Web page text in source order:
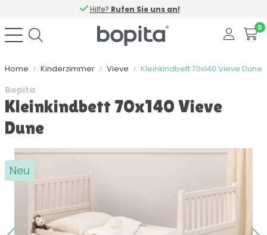
Hilfe? Rufen Sie uns an!
0
Home Kinderzimmer Vieve Kleinkindbett 70x140 Vieve Dune
Bopita
Kleinkindbett 70x140 Vieve
Dune
Neu